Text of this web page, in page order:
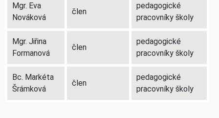
Mgr. Eva
Nováková
člen
pedagogické
pracovníky školy
Mgr. Jiřina
Formanová
člen
pedagogické
pracovníky školy
Bc. Markéta
Šrámková
člen
pedagogické
pracovníky školy